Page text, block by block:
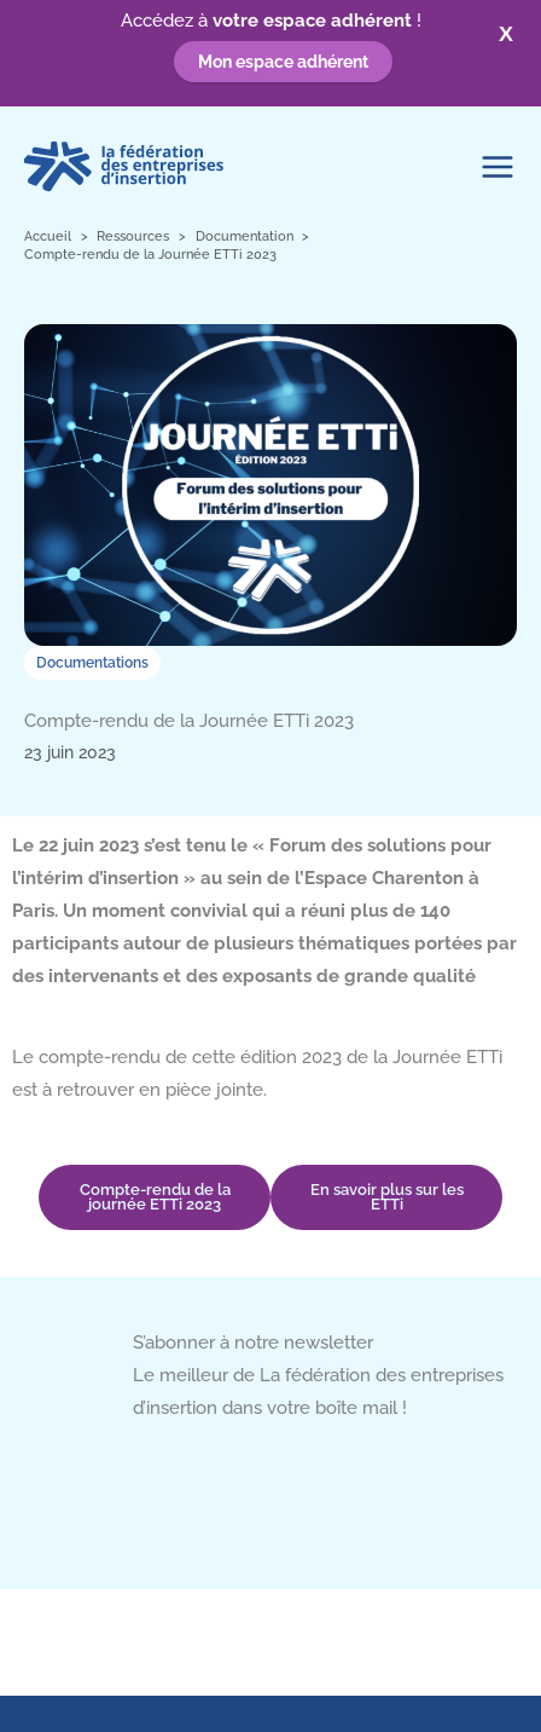
X
Accédez à votre espace adhérent!
Mon espace adhérent
contenu
Accueil Ressources
Documentation
Compte-rendu de la Journée ETTi 2023
Documentations
Compte-rendu de la Journée ETTi 2023
23 juin 2023
Le 22 juin 2023 s’est tenu le « Forum des solutions pour
l’intérim d’insertion » au sein de l’Espace Charenton à
Paris. Un moment convivial qui a réuni plus de 140
participants autour de plusieurs thématiques portées par
des intervenants et des exposants de grande qualité
Le compte-rendu de cette édition 2023 de la Journée ETTi
est à retrouver en pièce jointe.
Compte-rendu de la
journée ETTi 2023
En savoir plus sur les
ETTi
S’abonner à notre newsletter
Le meilleur de La fédération des entreprises
d’insertion dans votre boîte mail !